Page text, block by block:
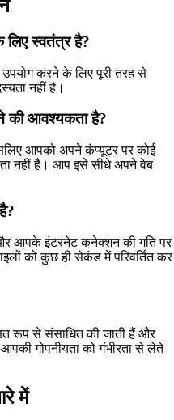
लिए स्वतंत्र है?
उपयोग करने के लिए पूरी तरह से
नहीं है।
की आवश्यकता है?
आपको अपने कंप्यूटर पर कोई
नहीं है। आप इसे सीधे अपने वेब
आपके इंटरनेट कनेक्शन की गति पर
को कुछ ही सेकंड में परिवर्तित कर
रूप से संसाधित की जाती हैं और
गोपनीयता को गंभीरता से लेते
में